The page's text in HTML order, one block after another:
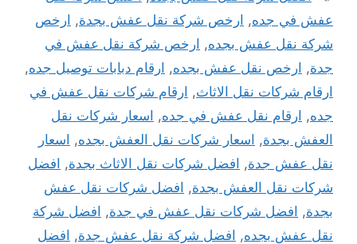
عفش في جده, ارخص شركة نقل عفش بجدة, ارخص
شركة نقل عفش بجده, ارخص شركة نقل عفش في
جدة, ارخص نقل عفش بجده, ارقام دبابات توصيل جده,
ارقام شركات نقل الاثاث, ارقام شركات نقل عفش في
جده, ارقام نقل عفش في جده, اسعار شركات نقل
العفش بجدة, اسعار شركات نقل العفش بجده, اسعار
نقل عفش جدة, افضل شركات نقل الاثاث بجدة, افضل
شركات نقل العفش بجدة, افضل شركات نقل عفش
بجدة, افضل شركات نقل عفش في جدة, افضل شركة
نقل عفش بجده, افضل شركة نقل عفش جدة, افضل